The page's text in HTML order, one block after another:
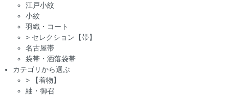
江戸小紋
小紋
羽織・コート
> セレクション【帯】
名古屋帯
袋帯・洒落袋帯
カテゴリから選ぶ
>
【着物】
紬・御召